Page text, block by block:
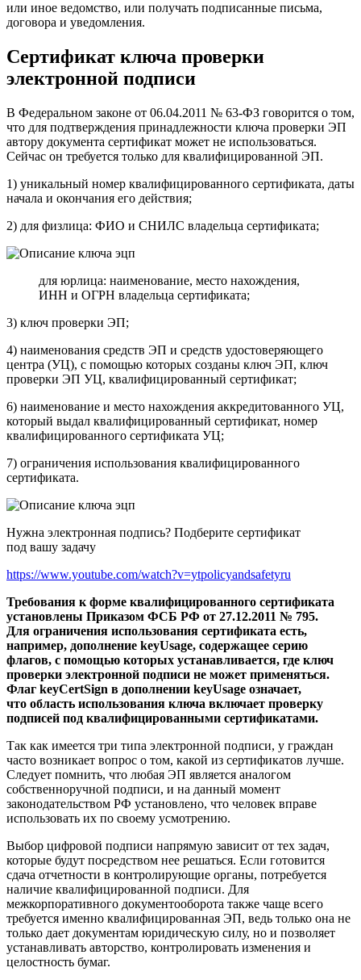
или иное ведомство, или получать подписанные письма,
договора и уведомления.
Сертификат ключа проверки
электронной подписи
В Федеральном законе от 06.04.2011 № 63-ФЗ говорится о том,
что для подтверждения принадлежности ключа проверки ЭП
автору документа сертификат может не использоваться.
Сейчас он требуется только для квалифицированной ЭП.
1) уникальный номер квалифицированного сертификата, даты
начала и окончания его действия;
2) для физлица: ФИО и СНИЛС владельца сертификата;
для юрлица: наименование, место нахождения,
ИНН и ОГРН владельца сертификата;
3) ключ проверки ЭП;
4) наименования средств ЭП и средств удостоверяющего
центра (УЦ), с помощью которых созданы ключ ЭП, ключ
проверки ЭП УЦ, квалифицированный сертификат;
6) наименование и место нахождения аккредитованного УЦ,
который выдал квалифицированный сертификат, номер
квалифицированного сертификата УЦ;
7) ограничения использования квалифицированного
сертификата.
Нужна электронная подпись? Подберите сертификат
под вашу задачу
https://www.youtube.com/watch?v=ytpolicyandsafetyru
Требования к форме квалифицированного сертификата
установлены Приказом ФСБ РФ от 27.12.2011 № 795.
Для ограничения использования сертификата есть,
например, дополнение keyUsage, содержащее серию
флагов, с помощью которых устанавливается, где ключ
проверки электронной подписи не может применяться.
Флаг keyCertSign в дополнении keyUsage означает,
что область использования ключа включает проверку
подписей под квалифицированными сертификатами.
Так как имеется три типа электронной подписи, у граждан
часто возникает вопрос о том, какой из сертификатов лучше.
Следует помнить, что любая ЭП является аналогом
собственноручной подписи, и на данный момент
законодательством РФ установлено, что человек вправе
использовать их по своему усмотрению.
Выбор цифровой подписи напрямую зависит от тех задач,
которые будут посредством нее решаться. Если готовится
сдача отчетности в контролирующие органы, потребуется
наличие квалифицированной подписи. Для
межкорпоративного документооборота также чаще всего
требуется именно квалифицированная ЭП, ведь только она не
только дает документам юридическую силу, но и позволяет
устанавливать авторство, контролировать изменения и
целостность бумаг.